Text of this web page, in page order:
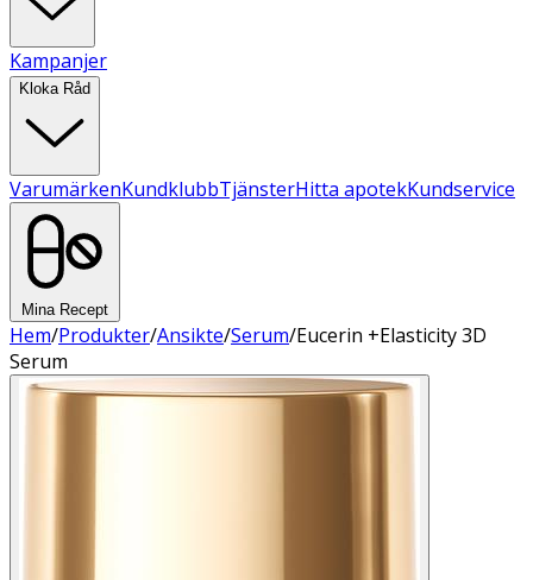
Kampanjer
Kloka Råd
VarumärkenKundklubbTjänsterHitta apotekKundservice
Mina Recept
Hem/Produkter/Ansikte/Serum/Eucerin +Elasticity 3D
Serum